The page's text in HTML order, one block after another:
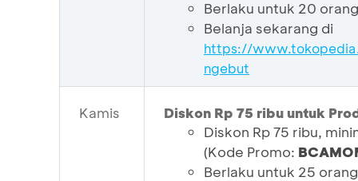
Berlaku untuk 20
Belanja sekarang di
https://
ngebut
Kamis
Diskon Rp 75 ribu untuk
Diskon Rp 75 ribu,
(Kode Promo:
Berlaku untuk 25